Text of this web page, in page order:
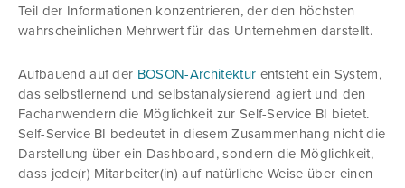
Teil der Informationen konzentrieren, der den höchsten
wahrscheinlichen Mehrwert für das Unternehmen darstellt.
Aufbauend auf der BOSON-Architektur entsteht ein System,
das selbstlernend und selbstanalysierend agiert und den
Fachanwendern die Möglichkeit zur Self-Service BI bietet.
Self-Service BI bedeutet in diesem Zusammenhang nicht die
Darstellung über ein Dashboard, sondern die Möglichkeit,
dass jede(r) Mitarbeiter(in) auf natürliche Weise über einen